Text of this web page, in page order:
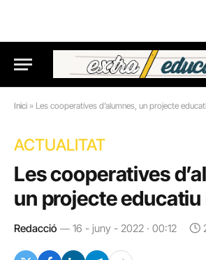
Inici » Les cooperatives d’alumnes, un projecte
ACTUALITAT
Les cooperatives
un projecte
Redacció 16 - juny - 2022 · 00:12